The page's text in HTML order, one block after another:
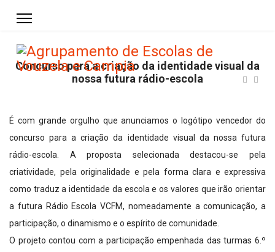
Concurso para a criação da identidade visual da
nossa futura rádio-escola
É com grande orgulho que anunciamos o logótipo vencedor do
concurso para a criação da identidade visual da nossa futura
rádio-escola. A proposta selecionada destacou-se pela
criatividade, pela originalidade e pela forma clara e expressiva
como traduz a identidade da escola e os valores que irão orientar
a futura Rádio Escola VCFM, nomeadamente a comunicação, a
participação, o dinamismo e o espírito de comunidade.
O projeto contou com a participação empenhada das turmas 6.º